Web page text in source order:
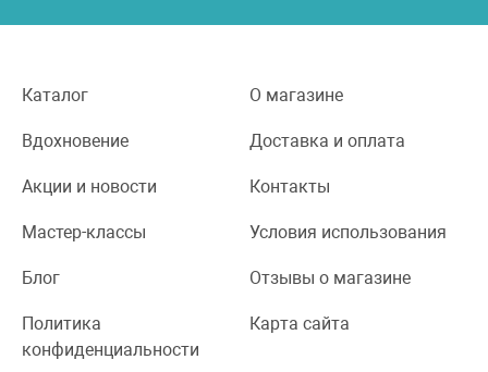
Каталог О магазине
Вдохновение Доставка и оплата
Акции и новости Контакты
Мастер-классы Условия использования
Блог Отзывы о магазине
Политика
конфиденциальности
Карта сайта